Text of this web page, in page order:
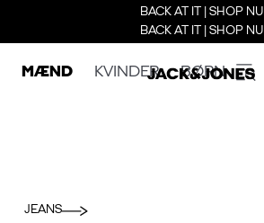
BACK AT IT | SHOP NU
BACK AT IT | SHOP NU
MÆND KVINDER BØRN
JEANS